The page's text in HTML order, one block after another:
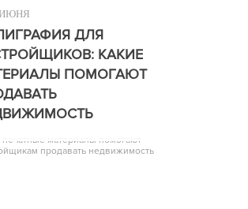
ДЛЯ
КАКИЕ
ПОМОГАЮТ
печатные материалы помогают
продавать недвижимость